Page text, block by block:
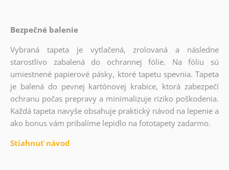
Bezpečné balenie
Vybraná tapeta je vytlačená, zrolovaná a následne
starostlivo zabalená do ochrannej fólie. Na fóliu sú
umiestnené papierové pásky, ktoré tapetu spevnia. Tapeta
je balená do pevnej kartónovej krabice, ktorá zabezpečí
ochranu počas prepravy a minimalizuje riziko poškodenia.
Každá tapeta navyše obsahuje praktický návod na lepenie a
ako bonus vám pribalíme lepidlo na fototapety zadarmo.
Stiahnuť návod